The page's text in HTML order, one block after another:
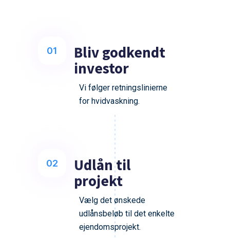
Bliv godkendt
investor
Vi følger retningslinierne
for hvidvaskning.
01
02
Udlån til
projekt
Vælg det ønskede
udlånsbeløb til det enkelte
ejendomsprojekt.